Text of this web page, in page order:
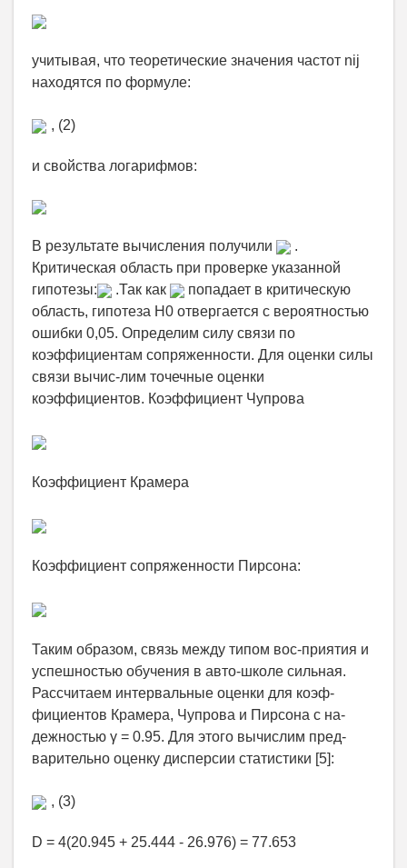
учитывая, что теоретические значения частот nij
находятся по формуле:
, (2)
и свойства логарифмов:
В результате вычисления получили
.
Критическая область при проверке указанной
гипотезы:
.Так как
попадает в критическую
область, гипотеза H0 отвергается с вероятностью
ошибки 0,05. Определим силу связи по
коэффициентам сопряженности. Для оценки силы
связи вычис-лим точечные оценки
коэффициентов. Коэффициент Чупрова
Коэффициент Крамера
Коэффициент сопряженности Пирсона:
Таким образом, связь между типом вос-приятия и
успешностью обучения в авто-школе сильная.
Рассчитаем интервальные оценки для коэф-
фициентов Крамера, Чупрова и Пирсона с на-
дежностью γ = 0.95. Для этого вычислим пред-
варительно оценку дисперсии статистики [5]:
, (3)
D = 4(20.945 + 25.444 - 26.976) = 77.653